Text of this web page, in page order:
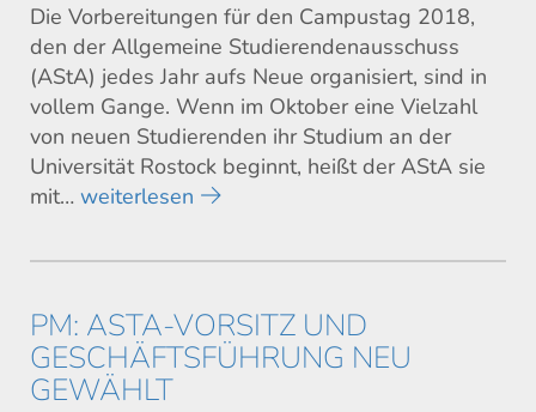
Die Vorbereitungen für den Campustag 2018,
den der Allgemeine Studierendenausschuss
(AStA) jedes Jahr aufs Neue organisiert, sind in
vollem Gange. Wenn im Oktober eine Vielzahl
von neuen Studierenden ihr Studium an der
Universität Rostock beginnt, heißt der AStA sie
mit… weiterlesen
PM: ASTA-VORSITZ UND
GESCHÄFTSFÜHRUNG NEU
GEWÄHLT